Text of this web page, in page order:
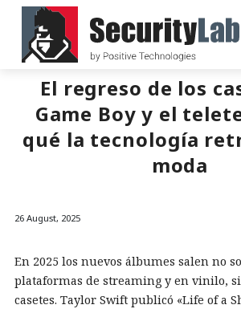
El regreso de los
Game Boy y el
qué la tecnología
moda
26 August, 2025
En 2025 los nuevos álbumes salen no
plataformas de streaming y en vinilo,
casetes. Taylor Swift publicó «Life of a